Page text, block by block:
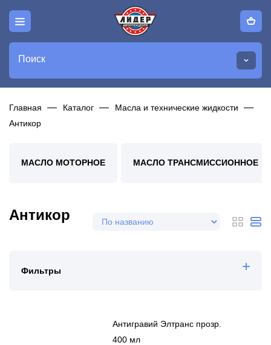
Поиск
Главная Каталог
Масла и технические жидкости
Антикор
МАСЛО МОТОРНОЕ МАСЛО ТРАНСМИССИОННОЕ
Антикор
Фильтры
Антигравий Элтранс прозр.
400 мл